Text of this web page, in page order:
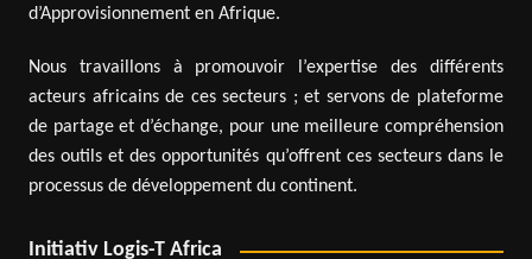
d’Approvisionnement en Afrique.
Nous travaillons à promouvoir l’expertise des différents
acteurs africains de ces secteurs ; et servons de plateforme
de partage et d’échange, pour une meilleure compréhension
des outils et des opportunités qu’offrent ces secteurs dans le
processus de développement du continent.
Initiativ Logis-T Africa